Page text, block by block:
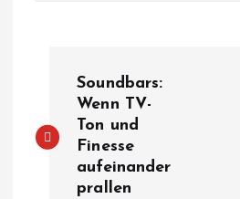
i
Soundbars:
Wenn TV-
Ton und
Finesse
aufeinander
prallen